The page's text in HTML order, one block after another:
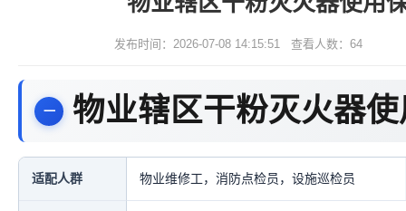
发布时间：2026-07-08 14:15:51 查看人数： 64
物业辖区干粉灭火器
适配人群 物业维修工，消防点检员，设施巡检员